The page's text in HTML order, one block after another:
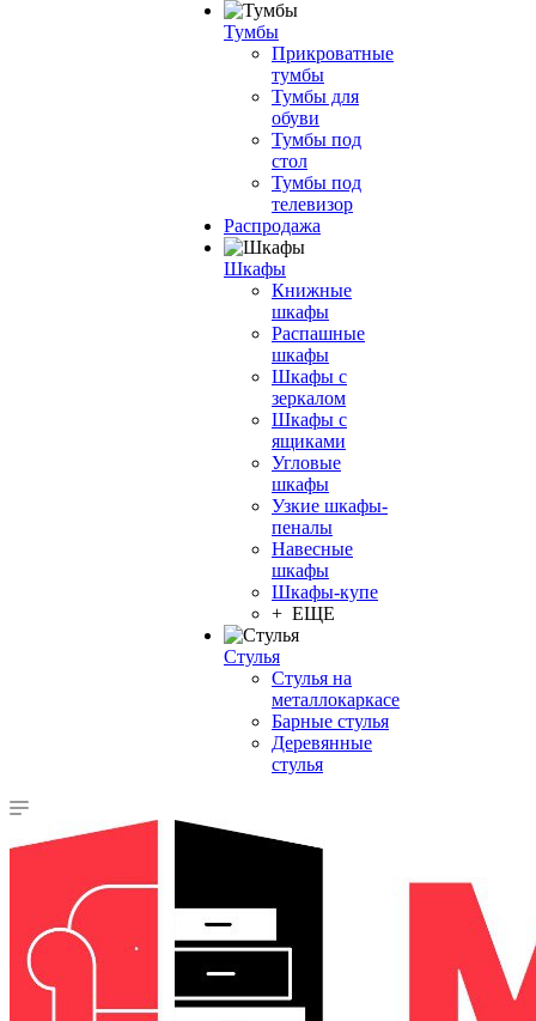
Тумбы
Прикроватные
тумбы
Тумбы для
обуви
Тумбы под
стол
Тумбы под
телевизор
Распродажа
Шкафы
Книжные
шкафы
Распашные
шкафы
Шкафы с
зеркалом
Шкафы с
ящиками
Угловые
шкафы
Узкие шкафы-
пеналы
Навесные
шкафы
Шкафы-купе
+ ЕЩЕ
Стулья
Стулья на
металлокаркасе
Барные стулья
Деревянные
стулья